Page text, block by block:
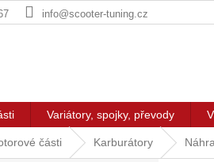
info@scooter-tuning.cz
Variátory, spojky, převody
části Karburátory